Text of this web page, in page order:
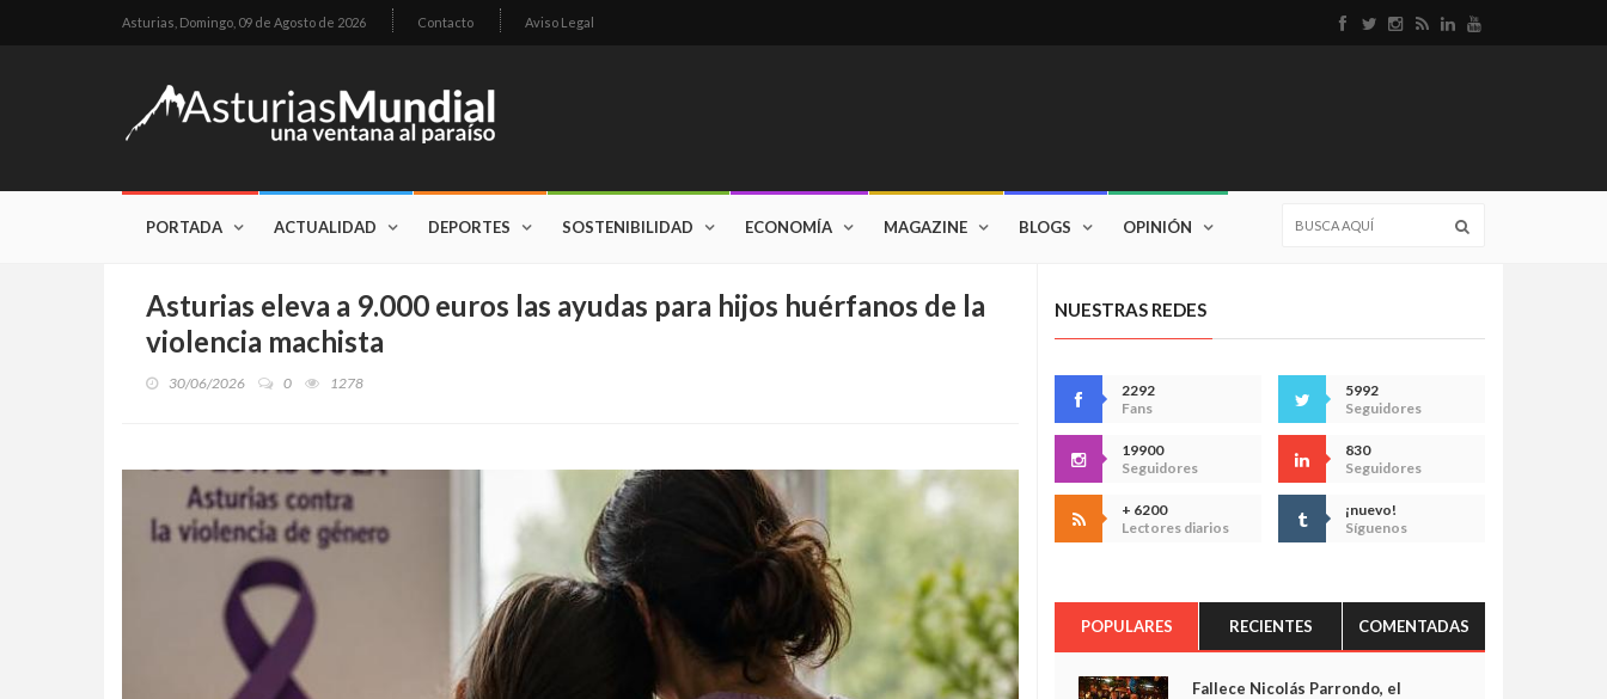
Asturias, Domingo, 09 de Agosto de 2026 Contacto Aviso Legal
PORTADA ACTUALIDAD DEPORTES SOSTENIBILIDAD ECONOMÍA MAGAZINE BLOGS OPINIÓN
Asturias eleva a 9.000 euros las ayudas para hijos huérfanos de la
violencia machista
30/06/2026 0 1278
NUESTRAS REDES
2292
Fans
5992
Seguidores
19900
Seguidores
830
Seguidores
+ 6200
Lectores diarios
¡nuevo!
Síguenos
POPULARES RECIENTES COMENTADAS
Fallece Nicolás Parrondo, el